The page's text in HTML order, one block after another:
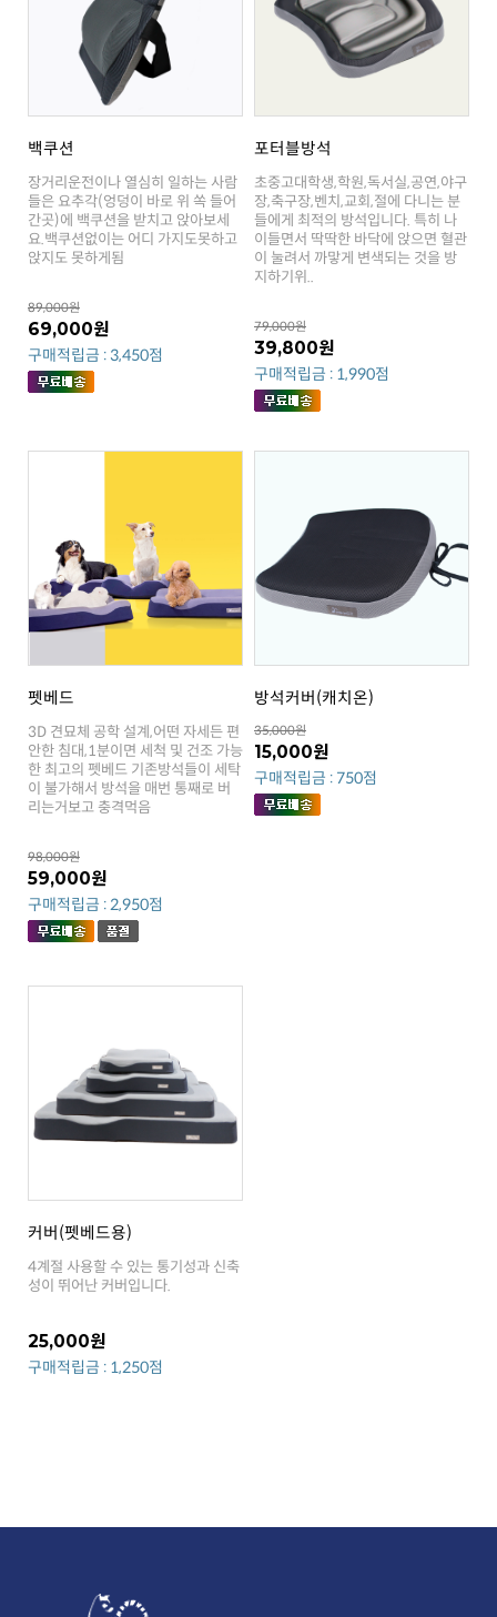
백쿠션
앉지도 못하게됨
89,000원
69,000원
구매적립금 : 3,450점
포터블방석
지하기위..
79,000원
39,800원
구매적립금 : 1,990점
펫베드
리는거보고 충격먹음
98,000원
59,000원
구매적립금 : 2,950점
방석커버(캐치온)
35,000원
15,000원
구매적립금 : 750점
커버(펫베드용)
성이 뛰어난 커버입니다.
25,000원
구매적립금 : 1,250점